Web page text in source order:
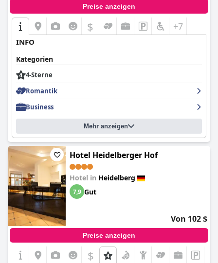
Preise anzeigen
$ +7
INFO
Kategorien
4-Sterne
Romantik
Business
Mehr anzeigen
Hotel Heidelberger Hof
Hotel in Heidelberg
7,9 Gut
Von 102 $
Preise anzeigen
$